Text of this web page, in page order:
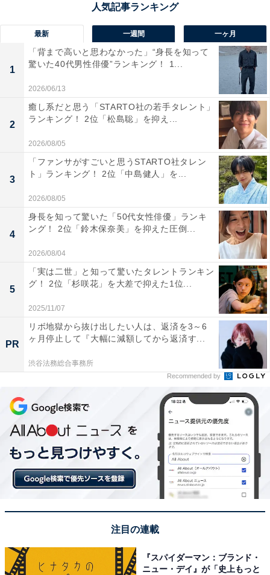
の手がほとんど入らない森の静寂の中、月明かりが木々
の間から差し込み、幻想的な情景を味わえるスポットと
しても魅力です。
回答者からは「青森とは別の角度から楽しむのもいいな
と思うので」（30代女性／千葉県）、「自然の中で見る
月は、かなり壮大な自然を感じられると思うから」（20
代男性／大阪府）、「世界遺産の秋田方面のお月見も気
になるから」（20代男性／埼玉県）といった声が集まり
ました。
男鹿半島は日本海に突き出した雄大な景観が魅力で、特
に入道崎や寒風山からは広大な海と空を一望できます。
入道崎は「日本の夕陽百選」にも選ばれ、夕暮れから夜
にかけての景色が人気で、寒風山展望台からは360度の
大パノラマが楽しめます。夕陽に染まる水平線の上に月
が昇る光景は、自然の壮大さとともに幻想的なお月見体
験をもたらします。
回答者からは「男鹿半島の先端まで行って日本海に浮か
ぶ月を眺めてみたい」（40代男性／岩手県）、「半島の
最新 一週間 一ヶ月
1
「背まで高いと思わなかった」“身長を知って
驚いた40代男性俳優”ランキング！ 1...
2026/06/13
2
癒し系だと思う「STARTO社の若手タレント」
ランキング！ 2位「松島聡」を抑え...
2026/08/05
3
「ファンサがすごいと思うSTARTO社タレン
ト」ランキング！ 2位「中島健人」を...
2026/08/05
4
身長を知って驚いた「50代女性俳優」ランキ
ング！ 2位「鈴木保奈美」を抑えた圧倒...
2026/08/04
5
「実は二世」と知って驚いたタレントランキン
グ！ 2位「杉咲花」を大差で抑えた1位...
2025/11/07
PR
リボ地獄から抜け出したい人は、返済を3～6
ヶ月停止して『大幅に減額してから返済す...
渋谷法務総合事務所
Recommended by
注目の連載
『スパイダーマン：ブランド・
ニュー・デイ』が「史上もっと